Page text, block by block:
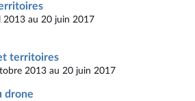
2013 au 20 juin 2017
territoires
2013 au 20 juin 2017
drone